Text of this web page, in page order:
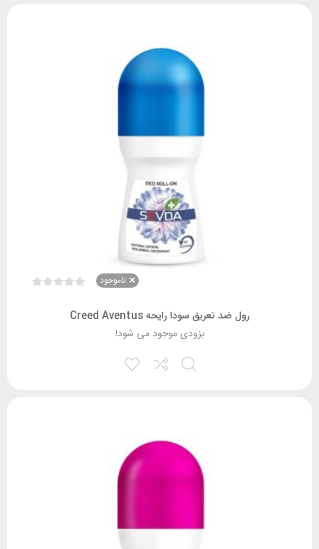
ناموجود
رول ضد تعریق سودا رایحه Creed Aventus
بزودی موجود می شود!